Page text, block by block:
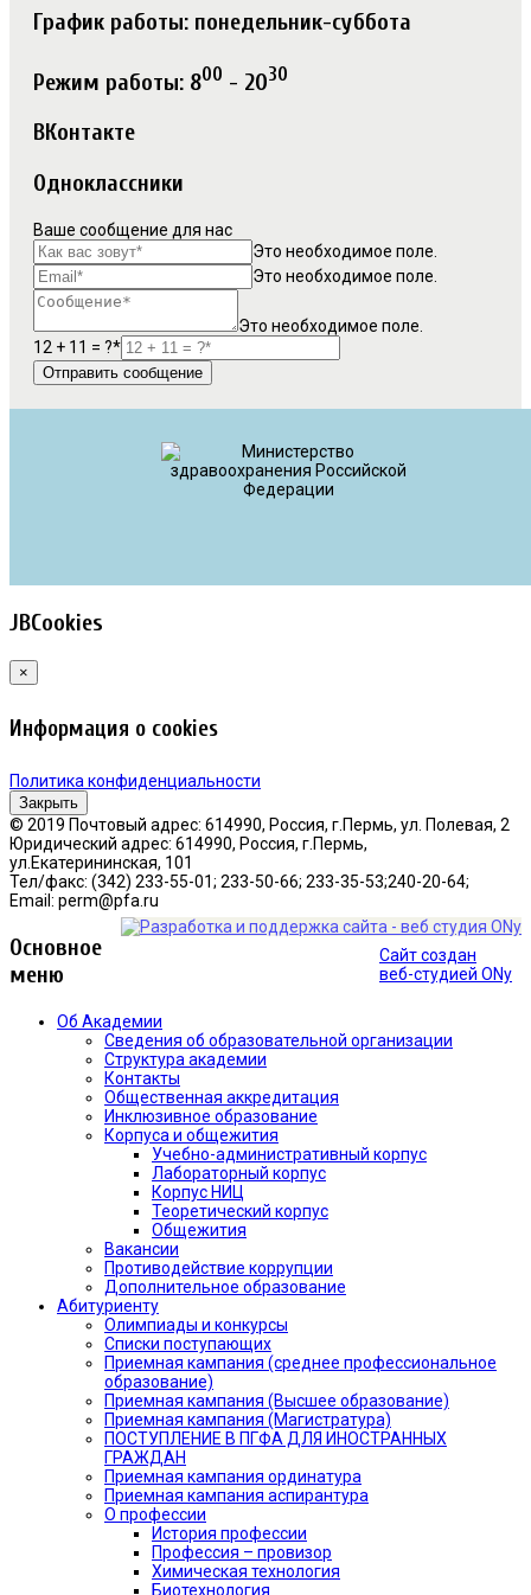
График работы: понедельник-суббота
Режим работы: 800 - 2030
ВКонтакте
Одноклассники
Ваше сообщение для нас
Это необходимое поле.
Это необходимое поле.
Это необходимое поле.
12 + 11 = ?*
Отправить сообщение
JBCookies
×
Информация о cookies
Политика конфиденциальности
Закрыть
© 2019 Почтовый адрес: 614990, Россия, г.Пермь, ул. Полевая, 2
Юридический адрес: 614990, Россия, г.Пермь,
ул.Екатерининская, 101
Тел/факс: (342) 233-55-01; 233-50-66; 233-35-53;240-20-64;
Email: perm@pfa.ru
Сайт создан
веб-студией ONy
Основное
меню
Об Академии
Сведения об образовательной организации
Структура академии
Контакты
Общественная аккредитация
Инклюзивное образование
Корпуса и общежития
Учебно-административный корпус
Лабораторный корпус
Корпус НИЦ
Теоретический корпус
Общежития
Вакансии
Противодействие коррупции
Дополнительное образование
Абитуриенту
Олимпиады и конкурсы
Списки поступающих
Приемная кампания (среднее профессиональное
образование)
Приемная кампания (Высшее образование)
Приемная кампания (Магистратура)
ПОСТУПЛЕНИЕ В ПГФА ДЛЯ ИНОСТРАННЫХ
ГРАЖДАН
Приемная кампания ординатура
Приемная кампания аспирантура
О профессии
История профессии
Профессия – провизор
Химическая технология
Биотехнология